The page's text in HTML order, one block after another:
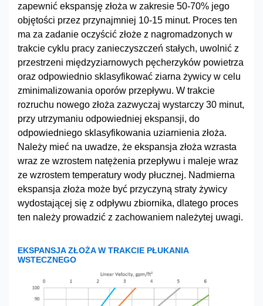
zapewnić ekspansję złoża w zakresie 50-70% jego
objętości przez przynajmniej 10-15 minut. Proces ten
ma za zadanie oczyścić złoże z nagromadzonych w
trakcie cyklu pracy zanieczyszczeń stałych, uwolnić z
przestrzeni międzyziarnowych pęcherzyków powietrza
oraz odpowiednio sklasyfikować ziarna żywicy w celu
zminimalizowania oporów przepływu. W trakcie
rozruchu nowego złoża zazwyczaj wystarczy 30 minut,
przy utrzymaniu odpowiedniej ekspansji, do
odpowiedniego sklasyfikowania uziarnienia złoża.
Należy mieć na uwadze, że ekspansja złoża wzrasta
wraz ze wzrostem natężenia przepływu i maleje wraz
ze wzrostem temperatury wody płucznej. Nadmierna
ekspansja złoża może być przyczyną straty żywicy
wydostającej się z odpływu zbiornika, dlatego proces
ten należy prowadzić z zachowaniem należytej uwagi.
EKSPANSJA ZŁOŻA W TRAKCIE PŁUKANIA
WSTECZNEGO